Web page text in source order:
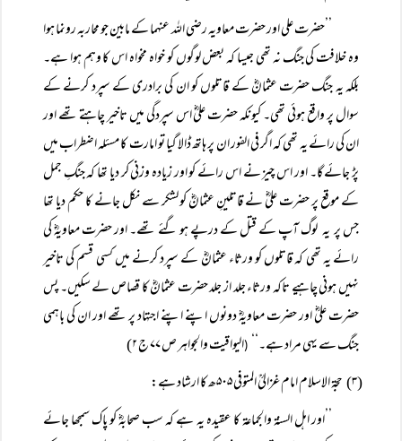
’’حضرت علی اور حضرت معاویہ رضی اللہ عنہما کے مابین جو محاربہ رونما ہوا
وہ خلافت کی جنگ نہ تھی جیسا کہ بعض لوگوں کو خواہ مخواہ اس کا وہم ہوا ہے۔
بلکہ یہ جنگ حضرت عثمانؓ کے قاتلوں کو ان کی برادری کے سپرد کرنے کے
سوال پر واقع ہوئی تھی۔ کیونکہ حضرت علیؓ اس سپردگی میں تاخیر چاہتے تھے اور
ان کی رائے یہ تھی کہ اگر فی الفور ان پر ہاتھ ڈالا گیا تو امارت کا مسئلہ اضطراب میں
پڑ جائے گا۔ اور اس چیز نے اس رائے کو اور زیادہ وزنی کر دیا تھا کہ جنگِ جمل
کے موقع پر حضرت علیؓ نے قاتلینِ عثمانؓ کو لشکر سے نکل جانے کا حکم دیا تھا
جس پر یہ لوگ آپ کے قتل کے درپے ہو گئے تھے۔ اور حضرت معاویہؓ کی
رائے یہ تھی کہ قاتلوں کو ورثاء عثمانؓ کے سپرد کرنے میں کسی قسم کی تاخیر
نہیں ہونی چاہیے تاکہ ورثاء جلد از جلد حضرت عثمانؓ کا قصاص لے سکیں۔ پس
حضرت علیؓ اور حضرت معاویہؓ دونوں اپنے اپنے اجتہاد پر تھے اور ان کی باہمی
جنگ سے یہی مراد ہے۔‘‘
(الیواقیت والجواہر ص ۷۷ ج ۲)
(۳) حجۃ الاسلام امام غزالیؒ المتوفی ۵۰۵ھ کا ارشاد ہے:
’’اور اہل السنۃ والجماعۃ کا عقیدہ یہ ہے کہ سب صحابہؓ کو پاک سمجھا جائے